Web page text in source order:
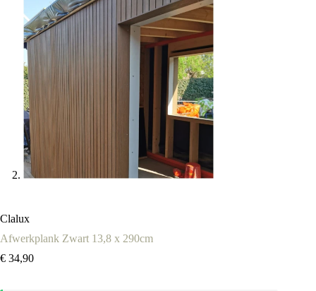
Clalux
Afwerkplank Zwart 13,8 x 290cm
€ 34,90